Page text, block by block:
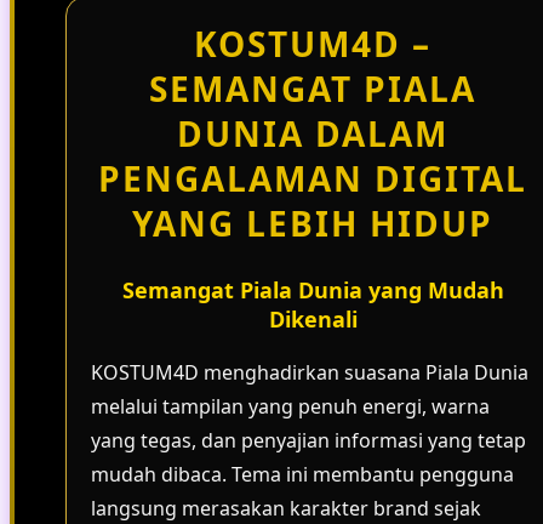
KOSTUM4D –
SEMANGAT PIALA
DUNIA DALAM
PENGALAMAN DIGITAL
YANG LEBIH HIDUP
Semangat Piala Dunia yang Mudah
Dikenali
KOSTUM4D menghadirkan suasana Piala Dunia
melalui tampilan yang penuh energi, warna
yang tegas, dan penyajian informasi yang tetap
mudah dibaca. Tema ini membantu pengguna
langsung merasakan karakter brand sejak